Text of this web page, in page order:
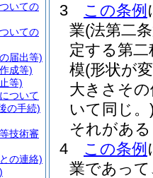
3
この条例
業(法第二
定する第
模(形状が
大きさそ
いて同じ。
それがあ
4
この条例
業であっ
いての
いての
届出等)
成等)
等)
ついて
の手続)
技術審
の連絡)